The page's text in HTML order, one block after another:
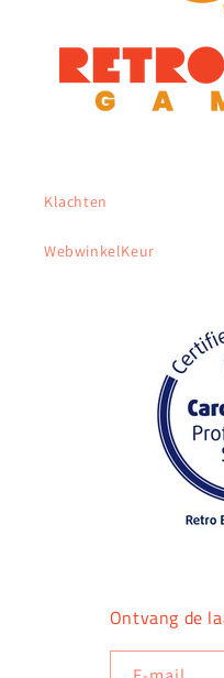
Klachten
WebwinkelKeur
Ontvang de